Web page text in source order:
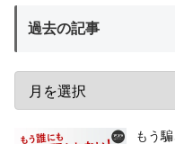
過去の記事
もう